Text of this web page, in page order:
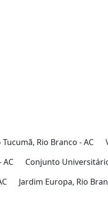
Rio Branco - AC
AC
Conjunto
Jardim Europa, Rio